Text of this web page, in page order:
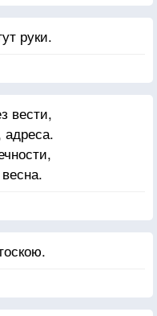
руки.
вести,
адреса.